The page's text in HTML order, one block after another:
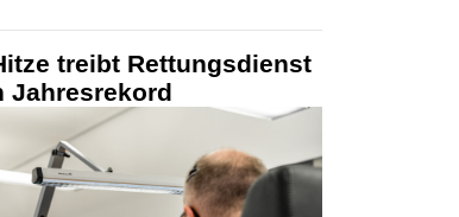
treibt Rettungsdienst
Jahresrekord